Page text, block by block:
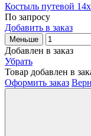
Костыль путевой
По запросу
Добавить в заказ
Меньше
Добавлен в заказ
Убрать
Товар добавлен в
Оформить заказ